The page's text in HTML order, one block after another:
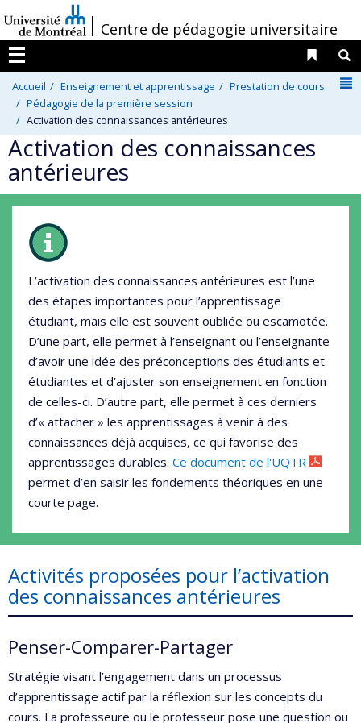
au
contenu
/
Centre de pédagogie universitaire
Menu
Liens
Accueil Enseignement et apprentissage
Prestation de cours
Pédagogie de la première session
Activation des connaissances antérieures
Activation des connaissances
antérieures
L’activation des connaissances antérieures est l’une
des étapes importantes pour l’apprentissage
étudiant, mais elle est souvent oubliée ou escamotée.
D’une part, elle permet à l’enseignant ou l’enseignante
d’avoir une idée des préconceptions des étudiants et
étudiantes et d’ajuster son enseignement en fonction
de celles-ci. D’autre part, elle permet à ces derniers
d’« attacher » les apprentissages à venir à des
connaissances déjà acquises, ce qui favorise des
apprentissages durables. Ce document de l'UQTR
permet d’en saisir les fondements théoriques en une
courte page.
Activités proposées pour l’activation
des connaissances antérieures
Penser-Comparer-Partager
Stratégie visant l’engagement dans un processus
d’apprentissage actif par la réflexion sur les concepts du
cours. La professeure ou le professeur pose une question ou